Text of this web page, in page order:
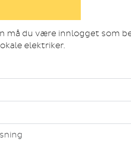
må du være innlogget som
elektriker.